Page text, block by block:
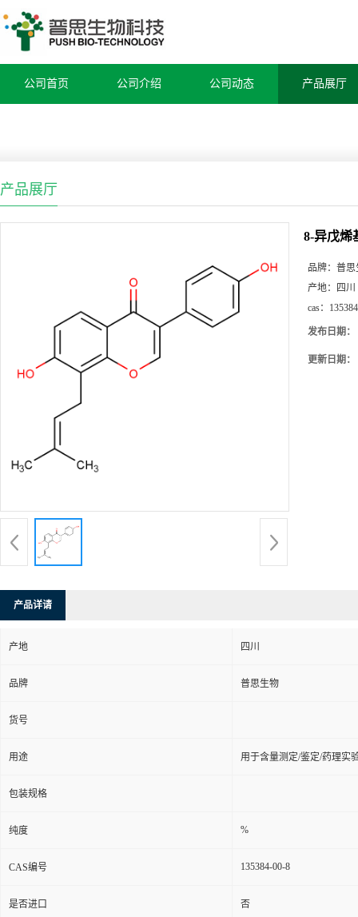
公司首页 公司介绍 公司动态 产品展厅
产品展厅
8-异戊烯
品牌： 普思
产地：
四川
cas：
发布日期：
更新日期：
产品详请
产地 四川
品牌 普思生物
货号
用途 用于含量测定/鉴定/药理实
包装规格
纯度 %
CAS编号 135384-00-8
是否进口 否